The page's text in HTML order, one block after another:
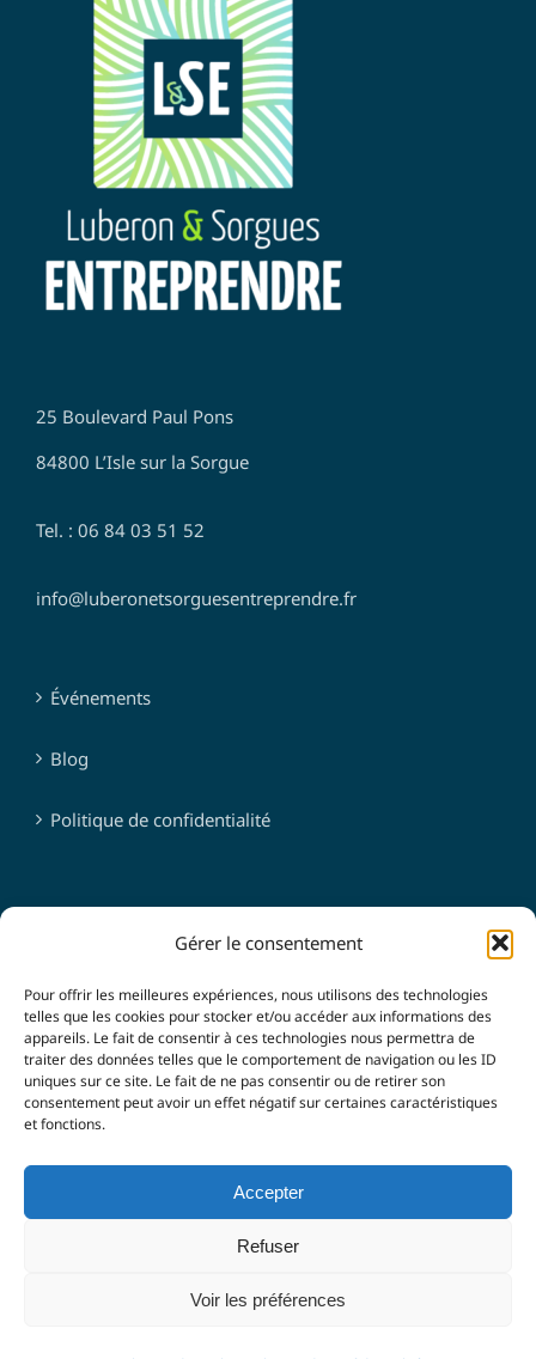
Gérer le consentement
Pour offrir les meilleures expériences, nous utilisons des technologies
telles que les cookies pour stocker et/ou accéder aux informations des
appareils. Le fait de consentir à ces technologies nous permettra de
traiter des données telles que le comportement de navigation ou les ID
uniques sur ce site. Le fait de ne pas consentir ou de retirer son
consentement peut avoir un effet négatif sur certaines caractéristiques
et fonctions.
Accepter
Refuser
Voir les préférences
25 Boulevard Paul Pons
84800 L’Isle sur la Sorgue
Tel. : 06 84 03 51 52
info@luberonetsorguesentreprendre.fr
Événements
Blog
Politique de confidentialité
2026 |LUBERON & SORGUES
Politique de confidentialité